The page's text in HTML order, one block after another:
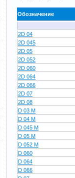
Обозначение
2D 04
2D 045
2D 05
2D 052
2D 060
2D 064
2D 066
2D 07
2D 08
D 03 M
D 04 M
D 045 M
D 05 M
D 052 M
D 060
D 064
D 066